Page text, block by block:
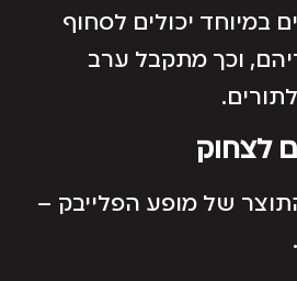
במיוחד יכולים לסחוף
וכך מתקבל ערב
לצחוק
של מופע הפלייבק –